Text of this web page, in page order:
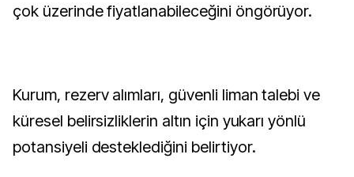
çok üzerinde fiyatlanabileceğini öngörüyor.
Kurum, rezerv alımları, güvenli liman talebi ve
küresel belirsizliklerin altın için yukarı yönlü
potansiyeli desteklediğini belirtiyor.